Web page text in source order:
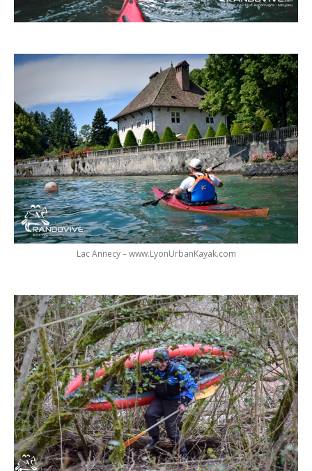
Lac Annecy – www.LyonUrbanKayak.com